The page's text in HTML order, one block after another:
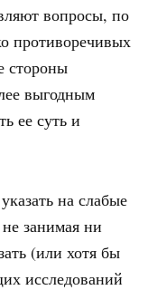
вопросы, по
противоречивых
стороны
выгодным
ее суть и
на слабые
занимая ни
(или хотя бы
исследований